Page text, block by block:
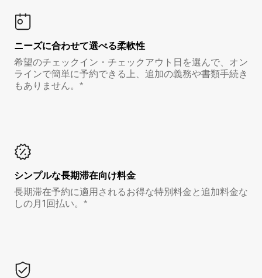
ニーズに合わせて選べる柔軟性
希望のチェックイン・チェックアウト日を選んで、オン
ラインで簡単に予約できる上、追加の義務や書類手続き
もありません。*
シンプルな長期滞在向け料金
長期滞在予約に適用されるお得な特別料金と追加料金な
しの月1回払い。*